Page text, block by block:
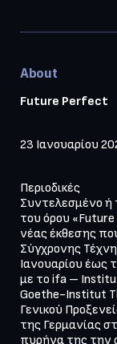
About
Future Perfect
23 Ιανουαρίου
Περιοδικές
Συντελεσμένο ή
του όρου
νέας έκθεσης
Σύγχρονης
Ιανουαρίου έως
με το ifa –
Goethe-Institut
Γενικού
της Γερμανίας
πυρήνα της την